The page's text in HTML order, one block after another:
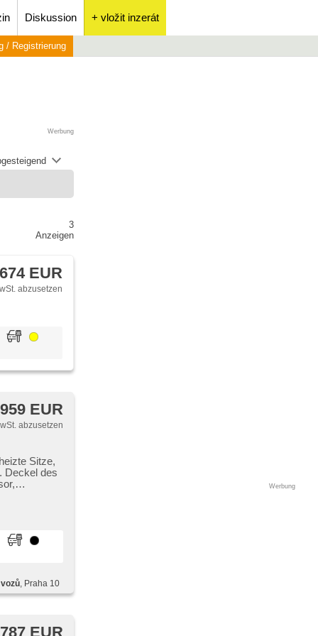
Diskussion + vložit inzerát
/ Registrierung
Werbung
3
Anzeigen
EUR
abzusetzen
EUR
abzusetzen
Sitze,
Deckel des
, Praha 10
EUR
Werbung